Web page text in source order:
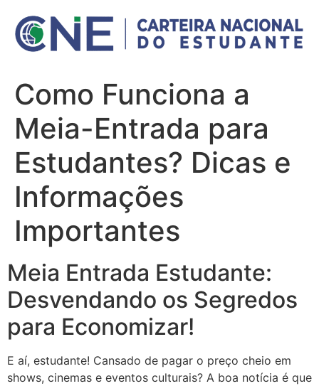
para
Como Funciona a
Meia-Entrada para
Estudantes? Dicas e
Informações
Importantes
Meia Entrada Estudante:
Desvendando os Segredos
para Economizar!
E aí, estudante! Cansado de pagar o preço cheio em
shows, cinemas e eventos culturais? A boa notícia é que